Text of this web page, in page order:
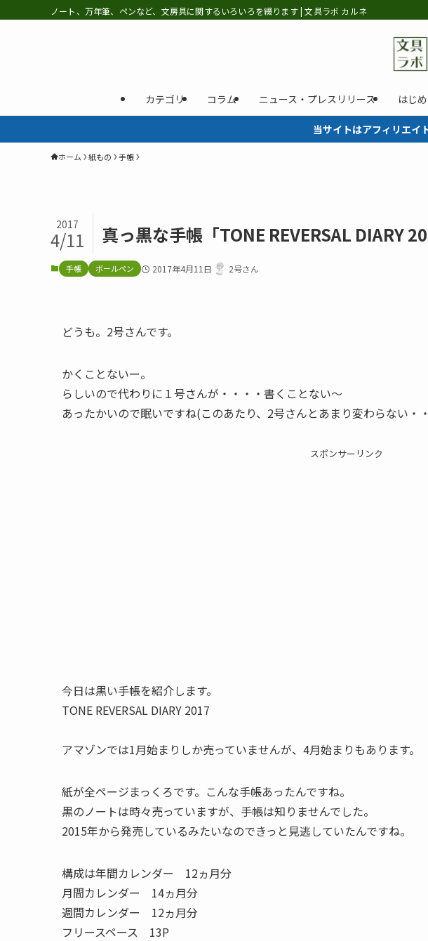
ノート、万年筆、ペンなど、文房具に関するいろいろを綴ります | 文具ラボ カルネ
カテゴリ コラム ニュース・プレスリリース はじ
当サイトはアフィリエイ
ホーム 紙もの 手帳
真っ黒な手帳「TONE REVERSAL DIARY
2017
4/11
手帳 ボールペン 2017年4月11日 2号さん
どうも。2号さんです。
かくことないー。
らしいので代わりに１号さんが・・・・書くことない〜
あったかいので眠いですね(このあたり、2号さんとあまり変わらない・
スポンサーリンク
今日は黒い手帳を紹介します。
TONE REVERSAL DIARY 2017
アマゾンでは1月始まりしか売っていませんが、4月始まりもあります。
紙が全ページまっくろです。こんな手帳あったんですね。
黒のノートは時々売っていますが、手帳は知りませんでした。
2015年から発売しているみたいなのできっと見逃していたんですね。
構成は年間カレンダー 12ヵ月分
月間カレンダー 14ヵ月分
週間カレンダー 12ヵ月分
フリースペース 13P